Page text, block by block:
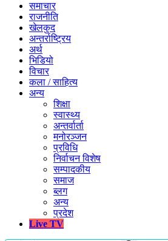
समाचार
राजनीति
खेलकुद
अन्तर्राष्ट्रिय
अर्थ
भिडियो
विचार
कला / साहित्य
अन्य
शिक्षा
स्वास्थ्य
अन्तर्वार्ता
मनोरञ्जन
प्रविधि
निर्वाचन विशेष
सम्पादकीय
समाज
ब्लग
अन्य
प्रदेश
Live TV